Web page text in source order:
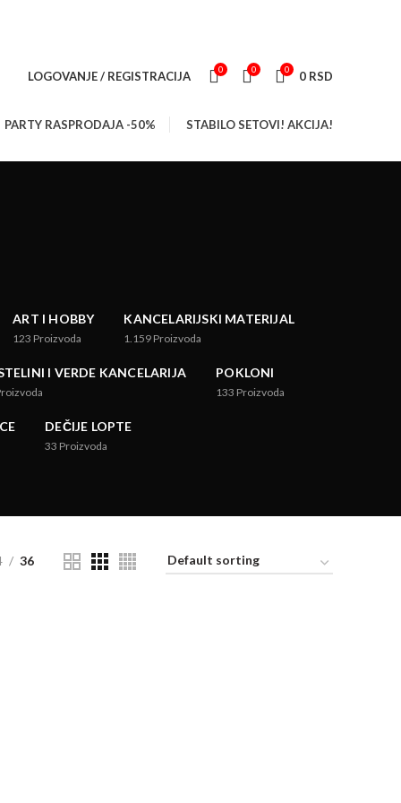
LOGOVANJE / REGISTRACIJA 0 0 0 0 RSD
PARTY RASPRODAJA -50% STABILO SETOVI! AKCIJA!
ART I HOBBY
123 Proizvoda
KANCELARIJSKI MATERIJAL
1.159 Proizvoda
I VERDE KANCELARIJA POKLONI
133 Proizvoda
DEČIJE LOPTE
33 Proizvoda
36